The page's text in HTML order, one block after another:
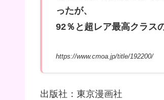
ったが、
92％と超レア最高クラ
https://www.cmoa.jp/title/192200/
出版社：東京漫画社